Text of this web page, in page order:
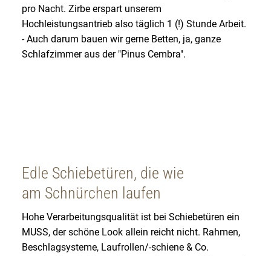
pro Nacht. Zirbe erspart unserem
Hochleistungsantrieb also täglich 1 (!) Stunde Arbeit.
- Auch darum bauen wir gerne Betten, ja, ganze
Schlafzimmer aus der "Pinus Cembra".
Edle Schiebetüren, die wie
am Schnürchen laufen
Hohe Verarbeitungsqualität ist bei Schiebetüren ein
MUSS, der schöne Look allein reicht nicht. Rahmen,
Beschlagsysteme, Laufrollen/-schiene & Co.